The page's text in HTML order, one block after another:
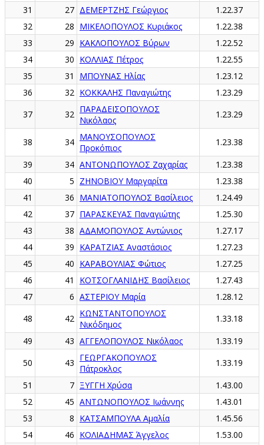
31
27 ΔΕΜΕΡΤΖΗΣ Γεώργιος
1.22.37
32
28 ΜΙΚΕΛΟΠΟΥΛΟΣ Κυριάκος
1.22.38
33
29 ΚΑΚΛΟΠΟΥΛΟΣ Βύρων
1.22.52
34
30 ΚΟΛΛΙΑΣ Πέτρος
1.22.55
35
31 ΜΠΟΥΝΑΣ Ηλίας
1.23.12
36
32 ΚΟΚΚΑΛΗΣ Παναγιώτης
1.23.29
37
32 ΠΑΡΑΔΕΙΣΟΠΟΥΛΟΣ
Νικόλαος
1.23.29
38 34 ΜΑΝΟΥΣΟΠΟΥΛΟΣ
Προκόπιος
1.23.38
39
34 ΑΝΤΟΝΩΠΟΥΛΟΣ Ζαχαρίας
1.23.38
40
5 ΖΗΝΟΒΙΟΥ Μαργαρίτα
1.23.38
41
36 ΜΑΝΙΑΤΟΠΟΥΛΟΣ Βασίλειος
1.24.49
42
37 ΠΑΡΑΣΚΕΥΑΣ Παναγιώτης
1.25.30
43
38 ΑΔΑΜΟΠΟΥΛΟΣ Αντώνιος
1.27.17
44
39 ΚΑΡΑΤΖΙΑΣ Αναστάσιος
1.27.23
45
40 ΚΑΡΑΒΟΥΛΙΑΣ Φώτιος
1.27.25
46
41 ΚΟΤΣΟΓΛΑΝΙΔΗΣ Βασίλειος
1.27.43
47
6 ΑΣΤΕΡΙΟΥ Μαρία
1.28.12
48
42 ΚΩΝΣΤΑΝΤΟΠΟΥΛΟΣ
Νικόδημος
1.33.18
49
43 ΑΓΓΕΛΟΠΟΥΛΟΣ Νικόλαος
1.33.19
50
43 ΓΕΩΡΓΑΚΟΠΟΥΛΟΣ
Πάτροκλος
1.33.19
51
7 ΞΥΓΓΗ Χρύσα
1.43.00
52
45 ΑΝΤΩΝΟΠΟΥΛΟΣ Ιωάννης
1.43.01
53
8 ΚΑΤΣΑΜΠΟΥΛΑ Αμαλία
1.45.56
54
46 ΚΟΛΙΑΔΗΜΑΣ Άγγελος
1.53.00